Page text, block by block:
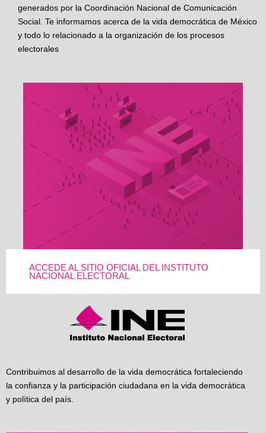
generados por la Coordinación Nacional de Comunicación
Social. Te informamos acerca de la vida democrática de México
y todo lo relacionado a la organización de los procesos
electorales
ACCEDE AL SITIO OFICIAL DEL INSTITUTO
NACIONAL ELECTORAL
Contribuimos al desarrollo de la vida democrática fortaleciendo
la confianza y la participación ciudadana en la vida democrática
y política del país.